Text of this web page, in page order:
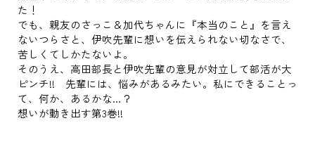
た！
でも、親友のさっこ＆加代ちゃんに『本当のこと』を言え
ないつらさと、伊吹先輩に想いを伝えられない切なさで、
苦しくてしかたないよ。
そのうえ、高田部長と伊吹先輩の意見が対立して部活が大
ピンチ!! 先輩には、悩みがあるみたい。私にできることっ
て、何か、あるかな…？
想いが動き出す第3巻!!